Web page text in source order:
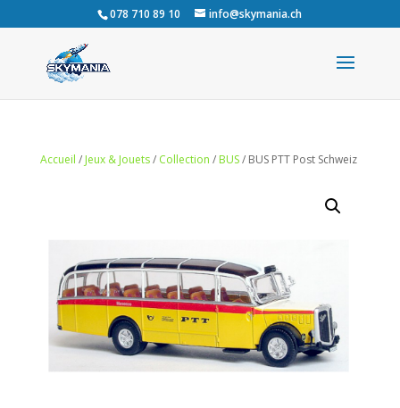
078 710 89 10 info@skymania.ch
Accueil / Jeux & Jouets/ Collection / BUS/ BUS PTT Post Schweiz